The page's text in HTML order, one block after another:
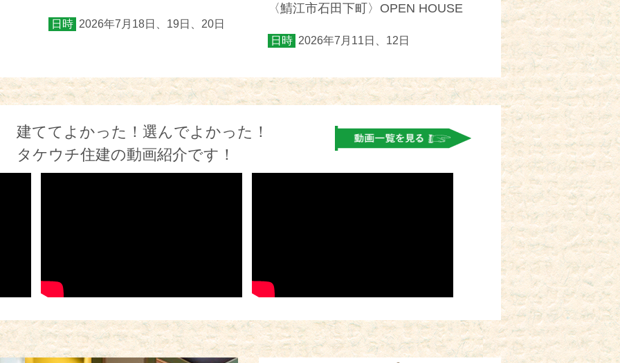
日時 2026年7月18日、19日、20日
〈鯖江市石田下町〉OPEN HOUSE
日時 2026年7月11日、12日
建ててよかった！選んでよかった！
タケウチ住建の動画紹介です！